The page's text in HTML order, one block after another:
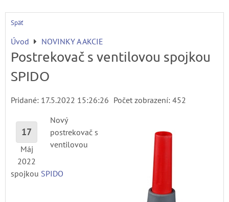
Späť
Úvod NOVINKY A AKCIE
Postrekovač s ventilovou spojkou
SPIDO
Pridané: 17.5.2022 15:26:26 Počet zobrazení: 452
17
Máj
2022
Nový
postrekovač s
ventilovou
spojkou SPIDO